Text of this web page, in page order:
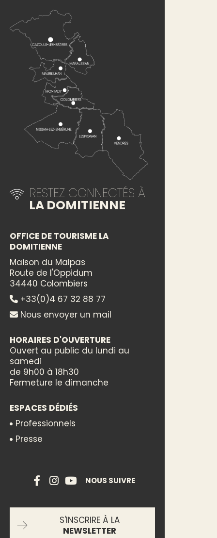
RESTEZ CONNECTÉS À
LA DOMITIENNE
OFFICE DE TOURISME LA
DOMITIENNE
Maison du Malpas
Route de l'Oppidum
34440 Colombiers
+33(0)4 67 32 88 77
Nous envoyer un mail
HORAIRES D'OUVERTURE
Ouvert au public du lundi au
samedi
de 9h00 à 18h30
Fermeture le dimanche
ESPACES DÉDIÉS
Professionnels
Presse
NOUS SUIVRE
S'INSCRIRE À LA
NEWSLETTER